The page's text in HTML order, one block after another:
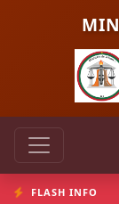
FLASH INFO
numéro 1